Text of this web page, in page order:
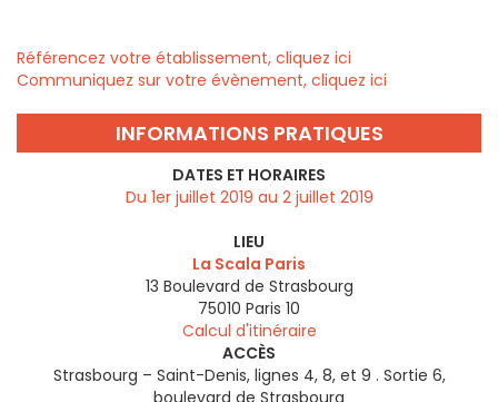
Référencez votre établissement, cliquez ici
Communiquez sur votre évènement, cliquez ici
INFORMATIONS PRATIQUES
DATES ET HORAIRES
Du 1er juillet 2019 au 2 juillet 2019
LIEU
La Scala Paris
13 Boulevard de Strasbourg
75010 Paris 10
Calcul d'itinéraire
ACCÈS
Strasbourg – Saint-Denis, lignes 4, 8, et 9 . Sortie 6,